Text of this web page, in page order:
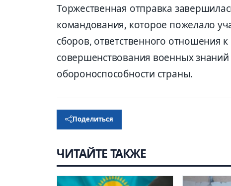
Торжественная отправка
командования, которое пожелало
сборов, ответственного отношения
совершенствования военных
обороноспособности страны.
Поделиться
ЧИТАЙТЕ ТАКЖЕ